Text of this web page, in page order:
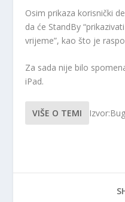
Osim prikaza korisnički
da će StandBy
vrijeme”, kao što je
Za sada nije bilo
iPad.
VIŠE O TEMI